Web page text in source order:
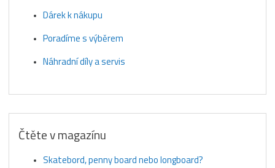
Dárek k nákupu
Poradíme s výběrem
Náhradní díly a servis
Čtěte v magazínu
Skatebord, penny board nebo longboard?